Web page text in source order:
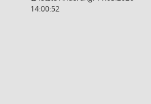
14:00:52